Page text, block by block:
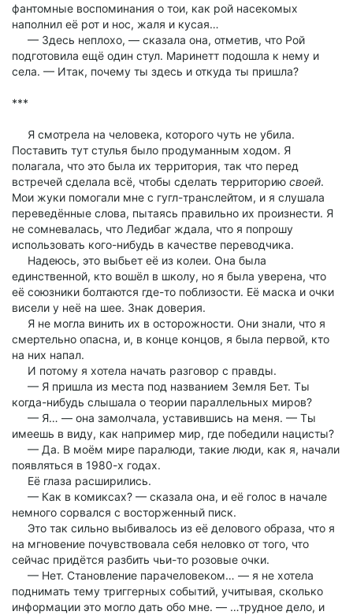
фантомные воспоминания о тои, как рой насекомых
наполнил её рот и нос, жаля и кусая…
— Здесь неплохо, — сказала она, отметив, что Рой
подготовила ещё один стул. Маринетт подошла к нему и
села. — Итак, почему ты здесь и откуда ты пришла?
***
Я смотрела на человека, которого чуть не убила.
Поставить тут стулья было продуманным ходом. Я
полагала, что это была их территория, так что перед
встречей сделала всё, чтобы сделать территорию своей.
Мои жуки помогали мне с гугл-транслейтом, и я слушала
переведённые слова, пытаясь правильно их произнести. Я
не сомневалась, что Ледибаг ждала, что я попрошу
использовать кого-нибудь в качестве переводчика.
Надеюсь, это выбьет её из колеи. Она была
единственной, кто вошёл в школу, но я была уверена, что
её союзники болтаются где-то поблизости. Её маска и очки
висели у неё на шее. Знак доверия.
Я не могла винить их в осторожности. Они знали, что я
смертельно опасна, и, в конце концов, я была первой, кто
на них напал.
И потому я хотела начать разговор с правды.
— Я пришла из места под названием Земля Бет. Ты
когда-нибудь слышала о теории параллельных миров?
— Я… — она замолчала, уставившись на меня. — Ты
имеешь в виду, как например мир, где победили нацисты?
— Да. В моём мире паралюди, такие люди, как я, начали
появляться в 1980-х годах.
Её глаза расширились.
— Как в комиксах? — сказала она, и её голос в начале
немного сорвался с восторженный писк.
Это так сильно выбивалось из её делового образа, что я
на мгновение почувствовала себя неловко от того, что
сейчас придётся разбить чьи-то розовые очки.
— Нет. Становление парачеловеком… — я не хотела
поднимать тему триггерных событий, учитывая, сколько
информации это могло дать обо мне. — …трудное дело, и